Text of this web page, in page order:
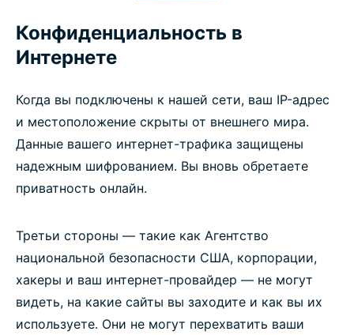
Конфиденциальность в
Интернете
Когда вы подключены к нашей сети, ваш IP-адрес
и местоположение скрыты от внешнего мира.
Данные вашего интернет-трафика защищены
надежным шифрованием. Вы вновь обретаете
приватность онлайн.
Третьи стороны — такие как Агентство
национальной безопасности США, корпорации,
хакеры и ваш интернет-провайдер — не могут
видеть, на какие сайты вы заходите и как вы их
используете. Они не могут перехватить ваши